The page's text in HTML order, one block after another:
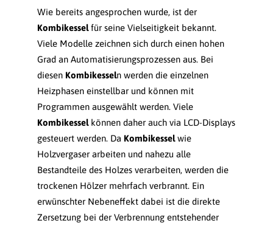
Wie bereits angesprochen wurde, ist der
Kombikesselfür seine Vielseitigkeit bekannt.
Viele Modelle zeichnen sich durch einen hohen
Grad an Automatisierungsprozessen aus. Bei
diesen Kombikesseln werden die einzelnen
Heizphasen einstellbar und können mit
Programmen ausgewählt werden. Viele
Kombikesselkönnen daher auch via LCD-Displays
gesteuert werden. Da Kombikesselwie
Holzvergaser arbeiten und nahezu alle
Bestandteile des Holzes verarbeiten, werden die
trockenen Hölzer mehrfach verbrannt. Ein
erwünschter Nebeneffekt dabei ist die direkte
Zersetzung bei der Verbrennung entstehender